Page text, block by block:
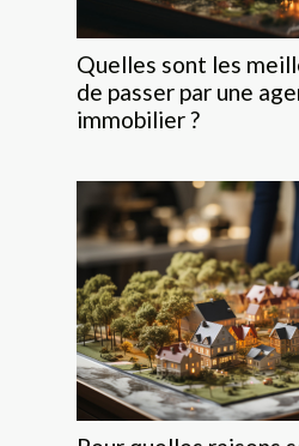
Quelles sont les
de passer par une
immobilier ?